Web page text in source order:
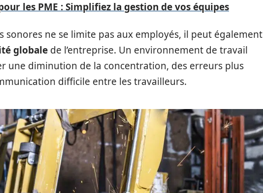
les PME : Simplifiez la gestion de vos équipes
sonores ne se limite pas aux employés, il peut également
globale de l’entreprise. Un environnement de travail
une diminution de la concentration, des erreurs plus
difficile entre les travailleurs.